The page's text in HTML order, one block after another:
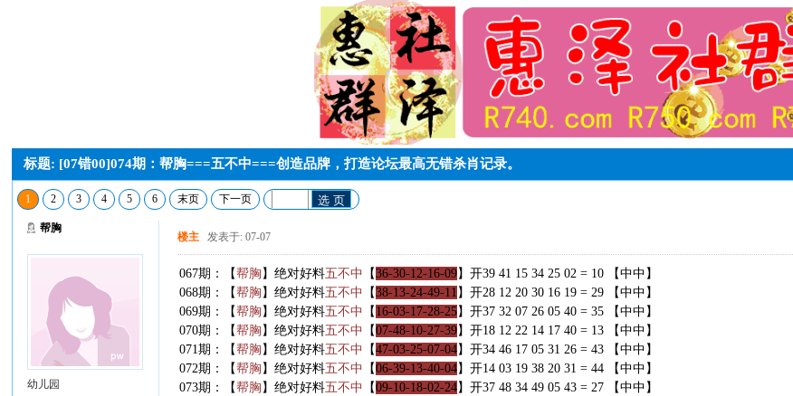
标题: [07错00]074期：帮胸===五不中===创造品牌，打造论坛最高无错杀肖记录。
1 2 3 4 5 6 末页 下一页 选 页
帮胸
幼儿园
楼主 发表于: 07-07
067期：【帮胸 】绝对好料五不中 【36-30-12-16-09】开39 41 15 34 25 02 = 10 【中中】
068期：【帮胸 】绝对好料五不中 【38-13-24-49-11 】开28 12 20 30 16 19 = 29 【中中】
069期：【帮胸 】绝对好料五不中 【 16-03-17-28-25】开37 32 07 26 05 40 = 35 【中中】
070期：【帮胸 】绝对好料五不中 【07-48-10-27-39】开18 12 22 14 17 40 = 13 【中中】
071期：【帮胸 】绝对好料五不中 【47-03-25-07-04】开34 46 17 05 31 26 = 43 【中中】
072期：【帮胸 】绝对好料五不中 【06-39-13-40-04】开14 03 19 38 20 31 = 44 【中中】
073期：【帮胸 】绝对好料五不中 【09-10-18-02-24】开37 48 34 49 05 43 = 27 【中中】